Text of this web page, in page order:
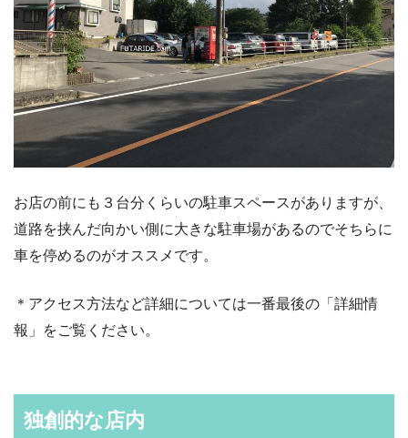
お店の前にも３台分くらいの駐車スペースがありますが、
道路を挟んだ向かい側に大きな駐車場があるのでそちらに
車を停めるのがオススメです。
＊アクセス方法など詳細については一番最後の「詳細情
報」をご覧ください。
独創的な店内